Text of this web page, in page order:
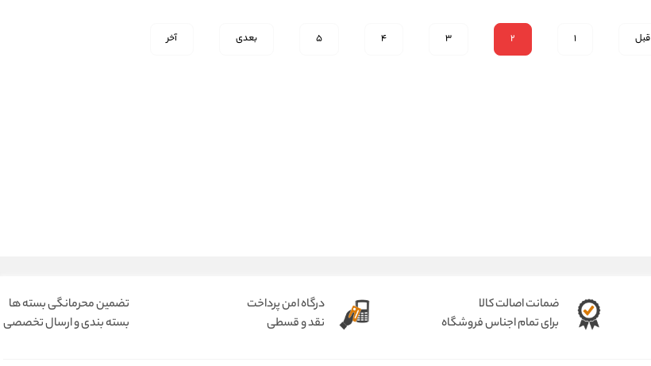
قبل 1
2
3
4
5 بعدی آخر
ضمانت اصالت کالا
برای تمام اجناس فروشگاه
درگاه امن پرداخت
نقد و قسطی
تضمین محرمانگی بسته ها
بسته بندی و ارسال تخصصی